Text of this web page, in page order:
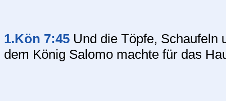
1.Kön 7:45 Und die Töpfe, Schaufeln
dem König Salomo machte für das